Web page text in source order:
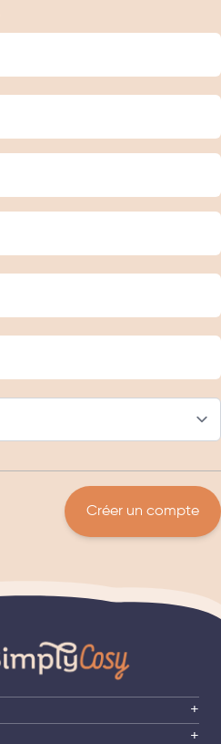
Créer un compte
+
+